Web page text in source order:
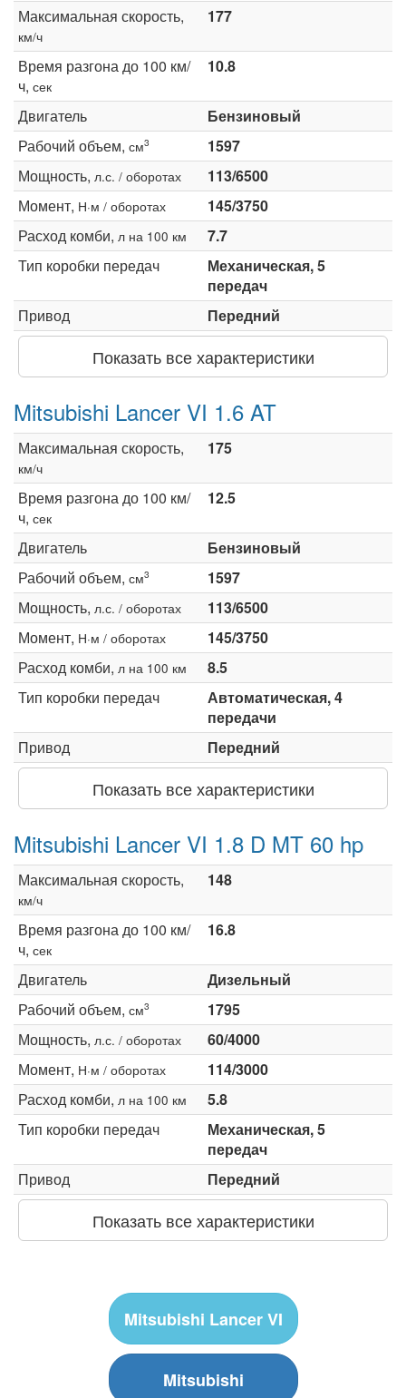
Максимальная скорость,
км/ч
177
Время разгона до 100 км/
ч, сек
10.8
Двигатель
Бензиновый
Рабочий объем, см3
1597
Мощность, л.с. / оборотах
113/6500
Момент, Н·м / оборотах
145/3750
Расход комби, л на 100 км
7.7
Тип коробки передач
Механическая, 5
передач
Привод
Передний
Показать все характеристики
Mitsubishi Lancer VI 1.6 AT
Максимальная скорость,
км/ч
175
Время разгона до 100 км/
ч, сек
12.5
Двигатель
Бензиновый
Рабочий объем, см3
1597
Мощность, л.с. / оборотах
113/6500
Момент, Н·м / оборотах
145/3750
Расход комби, л на 100 км
8.5
Тип коробки передач
Автоматическая, 4
передачи
Привод
Передний
Показать все характеристики
Mitsubishi Lancer VI 1.8 D MT 60 hp
Максимальная скорость,
км/ч
148
Время разгона до 100 км/
ч, сек
16.8
Двигатель
Дизельный
Рабочий объем, см3
1795
Мощность, л.с. / оборотах
60/4000
Момент, Н·м / оборотах
114/3000
Расход комби, л на 100 км
5.8
Тип коробки передач
Механическая, 5
передач
Привод
Передний
Показать все характеристики
Mitsubishi Lancer VI
Mitsubishi